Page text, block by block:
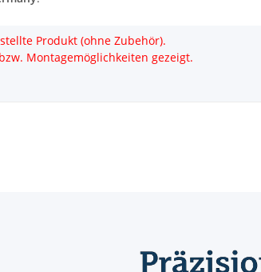
Produkt (ohne Zubehör).
Montagemöglichkeiten gezeigt.